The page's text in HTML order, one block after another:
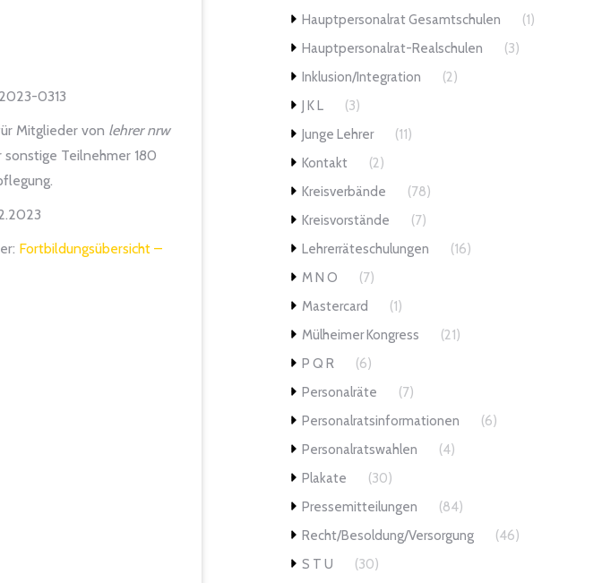
0313
Mitglieder von lehrer nrw
Teilnehmer 180
Fortbildungsübersicht –
Hauptpersonalrat Gesamtschulen
(1)
Hauptpersonalrat-Realschulen
(3)
Inklusion/Integration
(2)
J K L
(3)
Junge Lehrer
(11)
Kontakt
(2)
Kreisverbände
(78)
Kreisvorstände
(7)
Lehrerräteschulungen
(16)
M N O
(7)
Mastercard
(1)
Mülheimer Kongress
(21)
P Q R
(6)
Personalräte
(7)
Personalratsinformationen
(6)
Personalratswahlen
(4)
Plakate
(30)
Pressemitteilungen
(84)
Recht/Besoldung/Versorgung
(46)
S T U
(30)